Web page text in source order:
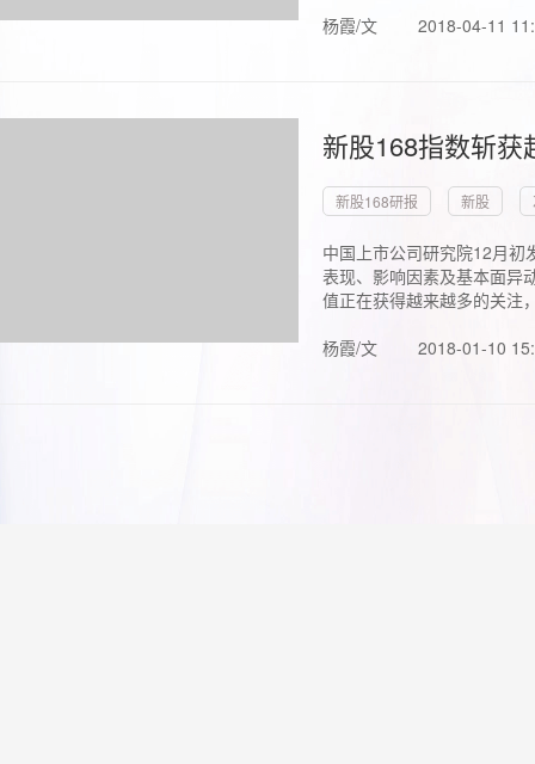
杨霞/文 2018-04-11
新股168指数斩
新股168研报 新股
中国上市公司研究院12月初
表现、影响因素及基本面异
值正在获得越来越多的关注
杨霞/文
2018-01-10